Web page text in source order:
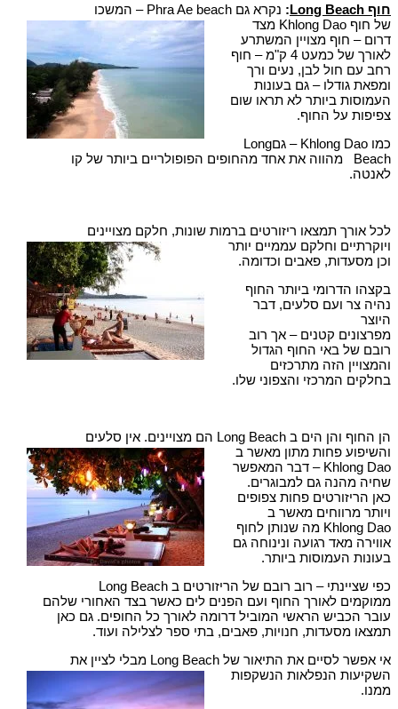
חוף Long Beach
: נקרא גם Phra Ae beach – המשכו
של חוף Khlong Dao מצד
דרום – חוף מצויין המשתרע
לאורך של כמעט 4 ק"מ – חוף
רחב עם חול לבן, נעים ורך
ומפאת גודלו – גם בעונות
העמוסות ביותר לא תראו שום
צפיפות על החוף.
כמו Khlong Dao – גםLong
Beach מהווה את אחד מהחופים הפופולריים ביותר של קו
לאנטה.
לכל אורך תמצאו ריזורטים ברמות שונות, חלקם מצויינים
ויוקרתיים וחלקם עממיים יותר
וכן מסעדות, פאבים וכדומה.
בקצהו הדרומי ביותר החוף
נהיה צר ועם סלעים, דבר
היוצר
מפרצונים קטנים – אך רוב
רובם של באי החוף הגדול
והמצויין הזה מתרכזים
בחלקים המרכזי והצפוני שלו.
הן החוף והן הים ב Long Beach הם מצויינים. אין סלעים
והשיפוע פחות מתון מאשר ב
Khlong Dao – דבר המאפשר
שחיה מהנה גם למבוגרים.
כאן הריזורטים פחות צפופים
ויותר מרווחים מאשר ב
Khlong Dao מה שנותן לחוף
אווירה מאד רגועה ונינוחה גם
בעונות העמוסות ביותר.
כפי שציינתי – רוב רובם של הריזורטים ב Long Beach
ממוקמים לאורך החוף ועם הפנים לים כאשר בצד האחורי שלהם
עובר הכביש הראשי המוביל דרומה לאורך כל החופים. גם כאן
תמצאו מסעדות, חנויות, פאבים, בתי ספר לצלילה ועוד.
אי אפשר לסיים את התיאור של Long Beach מבלי לציין את
השקיעות הנפלאות הנשקפות
ממנו.